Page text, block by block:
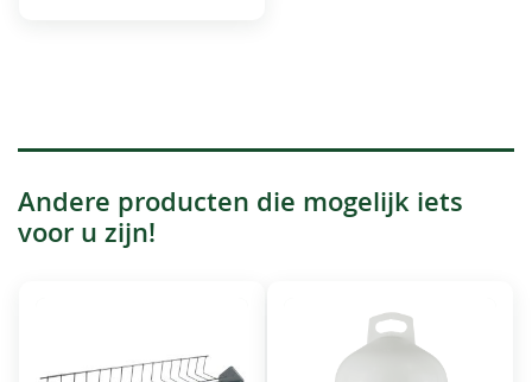
Andere producten die mogelijk iets
voor u zijn!